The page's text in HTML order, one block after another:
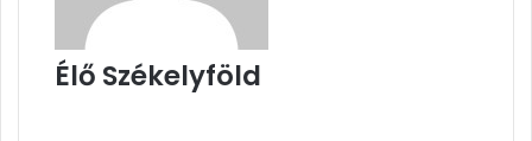
Élő Székelyföld